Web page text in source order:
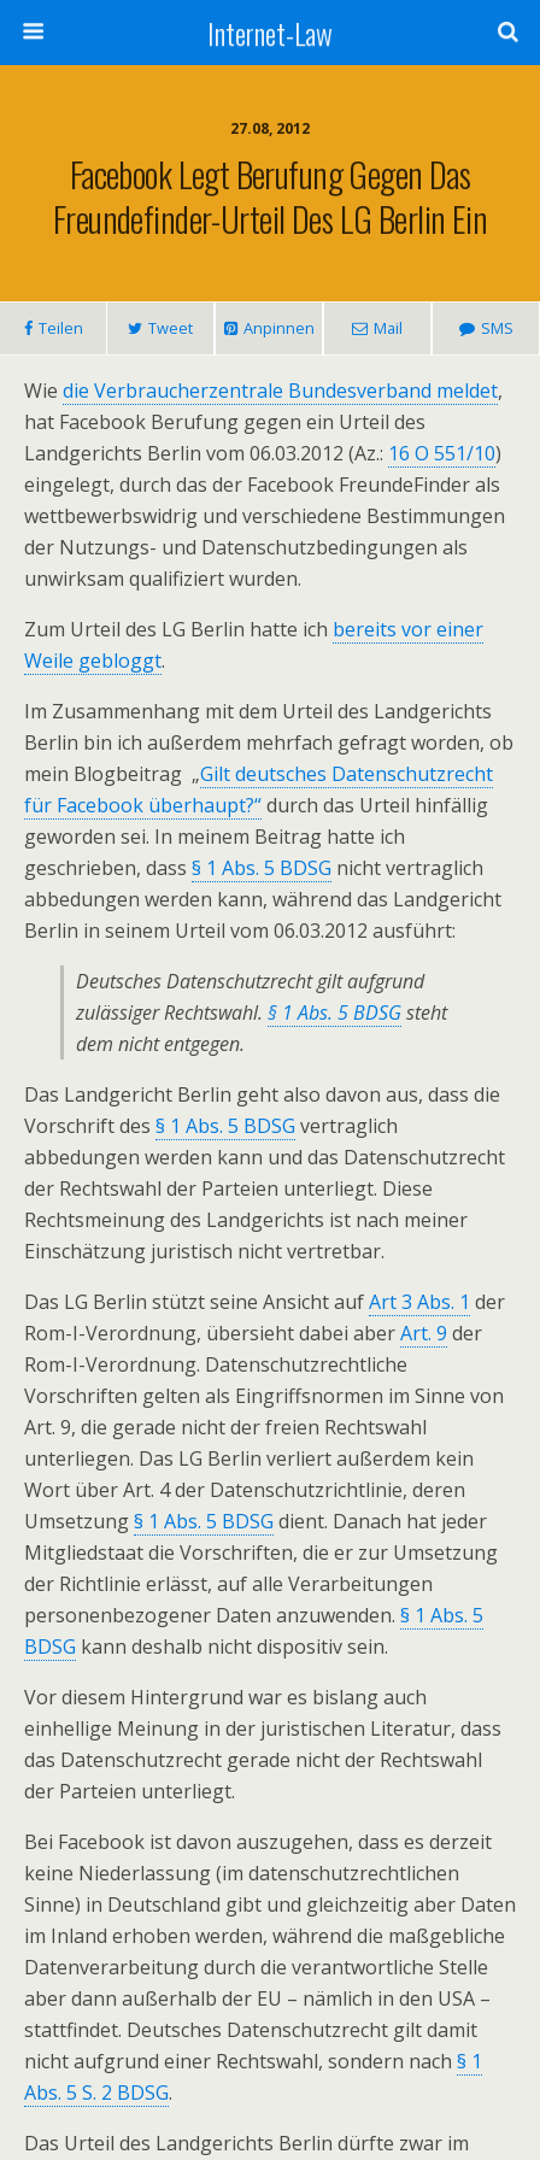
Internet-Law
27.08, 2012
Facebook Legt Berufung Gegen Das
Freundefinder-Urteil Des LG Berlin Ein
Teilen Tweet Anpinnen Mail SMS
Wie die Verbraucherzentrale Bundesverband meldet,
hat Facebook Berufung gegen ein Urteil des
Landgerichts Berlin vom 06.03.2012 (Az.: 16 O 551/10)
eingelegt, durch das der Facebook FreundeFinder als
wettbewerbswidrig und verschiedene Bestimmungen
der Nutzungs- und Datenschutzbedingungen als
unwirksam qualifiziert wurden.
Zum Urteil des LG Berlin hatte ich bereits vor einer
Weile gebloggt.
Im Zusammenhang mit dem Urteil des Landgerichts
Berlin bin ich außerdem mehrfach gefragt worden, ob
mein Blogbeitrag „Gilt deutsches Datenschutzrecht
für Facebook überhaupt?“durch das Urteil hinfällig
geworden sei. In meinem Beitrag hatte ich
geschrieben, dass § 1 Abs. 5 BDSG nicht vertraglich
abbedungen werden kann, während das Landgericht
Berlin in seinem Urteil vom 06.03.2012 ausführt:
Deutsches Datenschutzrecht gilt aufgrund
zulässiger Rechtswahl. § 1 Abs. 5 BDSGsteht
dem nicht entgegen.
Das Landgericht Berlin geht also davon aus, dass die
Vorschrift des § 1 Abs. 5 BDSG vertraglich
abbedungen werden kann und das Datenschutzrecht
der Rechtswahl der Parteien unterliegt. Diese
Rechtsmeinung des Landgerichts ist nach meiner
Einschätzung juristisch nicht vertretbar.
Das LG Berlin stützt seine Ansicht aufArt 3 Abs. 1 der
Rom-I-Verordnung, übersieht dabei aberArt. 9 der
Rom-I-Verordnung. Datenschutzrechtliche
Vorschriften gelten als Eingriffsnormen im Sinne von
Art. 9, die gerade nicht der freien Rechtswahl
unterliegen. Das LG Berlin verliert außerdem kein
Wort über Art. 4 der Datenschutzrichtlinie, deren
Umsetzung§ 1 Abs. 5 BDSG dient. Danach hat jeder
Mitgliedstaat die Vorschriften, die er zur Umsetzung
der Richtlinie erlässt, auf alle Verarbeitungen
personenbezogener Daten anzuwenden. § 1 Abs. 5
BDSG kann deshalb nicht dispositiv sein.
Vor diesem Hintergrund war es bislang auch
einhellige Meinung in der juristischen Literatur, dass
das Datenschutzrecht gerade nicht der Rechtswahl
der Parteien unterliegt.
Bei Facebook ist davon auszugehen, dass es derzeit
keine Niederlassung (im datenschutzrechtlichen
Sinne) in Deutschland gibt und gleichzeitig aber Daten
im Inland erhoben werden, während die maßgebliche
Datenverarbeitung durch die verantwortliche Stelle
aber dann außerhalb der EU – nämlich in den USA –
stattfindet. Deutsches Datenschutzrecht gilt damit
nicht aufgrund einer Rechtswahl, sondern nach § 1
Abs. 5 S. 2 BDSG.
Das Urteil des Landgerichts Berlin dürfte zwar im